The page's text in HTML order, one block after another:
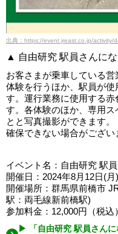
出典：https://event.jreast.co.jp/activity/
▲ 自由研究 駅員さんに
お客さまが乗車している
体験を行うほか、駅員が
す。運行業務に使用する
す。各体験のほか、専用
とと写真撮影ができます
確保できない場合がござい
イベント名：自由研究 駅
開催日：2024年8月12日(
開催場所：群馬県前橋市
駅：両毛線新前橋駅)
参加料金：12,000円（税込）
▶ 「自由研究 駅員さん